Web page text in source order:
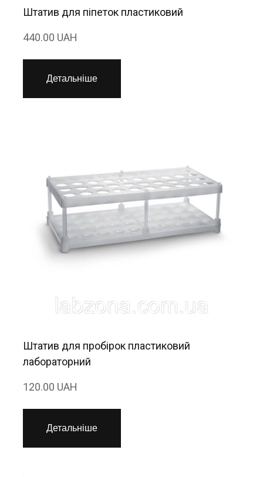
Штатив для піпеток пластиковий
440.00 UAH
Детальніше
Штатив для пробірок пластиковий
лабораторний
120.00 UAH
Детальніше